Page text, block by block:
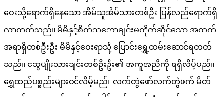
ဝေးသို့ရောက်ရှိနေသော အိမ်သူအိမ်သားတစ်ဦး ပြန်လည်ရောက်ရှိ
လာတတ်သည်။ မိမိနှင့်စိတ်သဘောချင်းမတိုက်ဆိုင်သော အထက်
အရာရှိတစ်ဦးဦး မိမိနှင့်ဝေးရာသို့ ပြောင်းရွှေ့ထမ်းဆောင်ရတတ်
သည်။ ဆွေမျိုးသားချင်းတစ်ဦးဦး၏ အကူအညီကို ရရှိလိမ့်မည်။
ရွှေထည်ပစ္စည်းများဝင်လိမ့်မည်။ လက်တွဲဖော်လက်တွဲဖက် မိတ်